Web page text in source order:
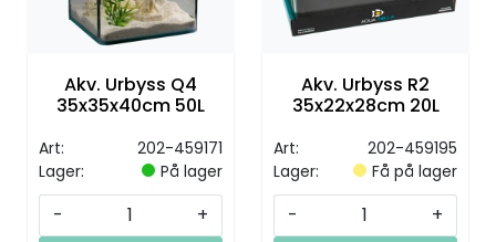
Akv. Urbyss Q4
35x35x40cm 50L
Art:
202-459171
Lager:
På lager
-
+
Akv. Urbyss R2
35x22x28cm 20L
Art:
202-459195
Lager:
Få på lager
-
+